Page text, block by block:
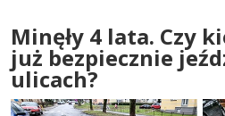
Minęły 4 lata. Czy
już bezpiecznie
ulicach?